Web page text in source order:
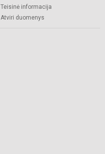
Teisinė informacija
Atviri duomenys